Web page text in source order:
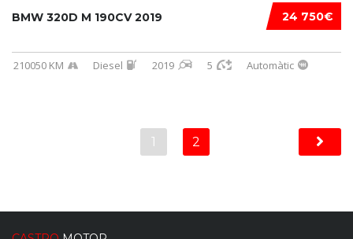
24 750€
BMW 320D M 190CV 2019
210050 KM Diesel 2019 5 Automàtic
1 2